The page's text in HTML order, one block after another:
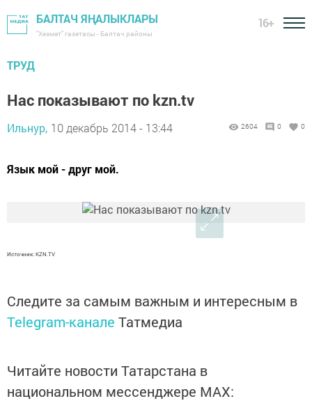
БАЛТАЧ ЯҢАЛЫКЛАРЫ
"Хезмәт" газетасы - Балтач районы
16+
ТРУД
Нас показывают по kzn.tv
Ильнур, 10 декабрь 2014 - 13:44 2604 0 0
Язык мой - друг мой.
Источник: KZN.TV
Следите за самым важным и интересным в
Telegram-канале Татмедиа
Читайте новости Татарстана в
национальном мессенджере MАХ: